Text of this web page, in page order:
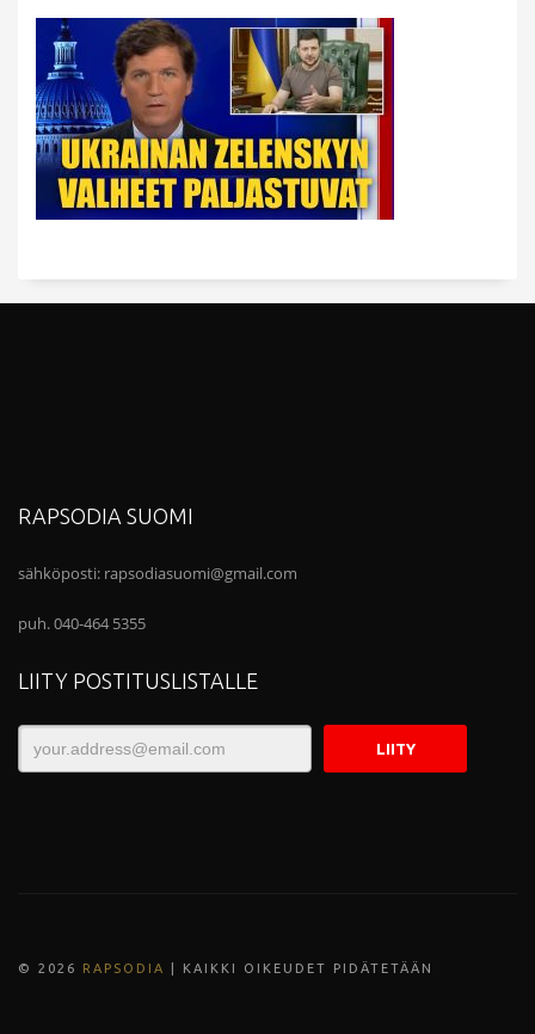
RAPSODIA SUOMI
sähköposti: rapsodiasuomi@gmail.com
puh. 040-464 5355
LIITY POSTITUSLISTALLE
© 202 6 RAPSODIA | KAIKKI OIKEUDET PIDÄTETÄÄN